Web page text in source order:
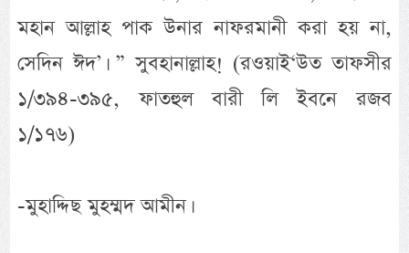
মহান আল্লাহ পাক উনার নাফরমানী করা হয় না,
সেদিন ঈদ’। ” সুবহানাল্লাহ! (রওয়াই‘উত তাফসীর
১/৩৯৪-৩৯৫, ফাতহুল বারী লি ইবনে রজব
১/১৭৬)
-মুহাদ্দিছ মুহম্মদ আমীন।